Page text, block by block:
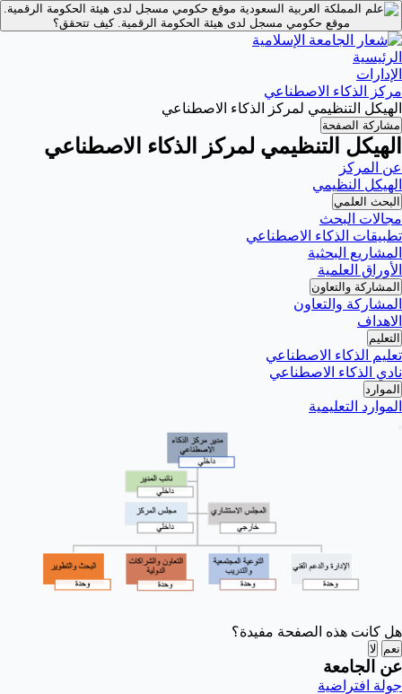
موقع حكومي مسجل لدى هيئة الحكومة الرقمية.
موقع حكومي مسجل لدى هيئة الحكومة الرقمية.كيف تتحقق؟
الرئيسية
الإدارات
مركز الذكاء الاصطناعي
الهيكل التنظيمي لمركز الذكاء الاصطناعي
مشاركة الصفحة
الهيكل التنظيمي لمركز الذكاء الاصطناعي
عن المركز
الهيكل النظيمي
البحث العلمي
مجالات البحث
تطبيقات الذكاء الاصطناعي
المشاريع البحثية
الأوراق العلمية
المشاركة والتعاون
المشاركة والتعاون
الاهداف
التعليم
تعليم الذكاء الاصطناعي
نادي الذكاء الاصطناعي
الموارد
الموارد التعليمية
هل كانت هذه الصفحة مفيدة؟
نعم لا
عن الجامعة
جولة افتراضية